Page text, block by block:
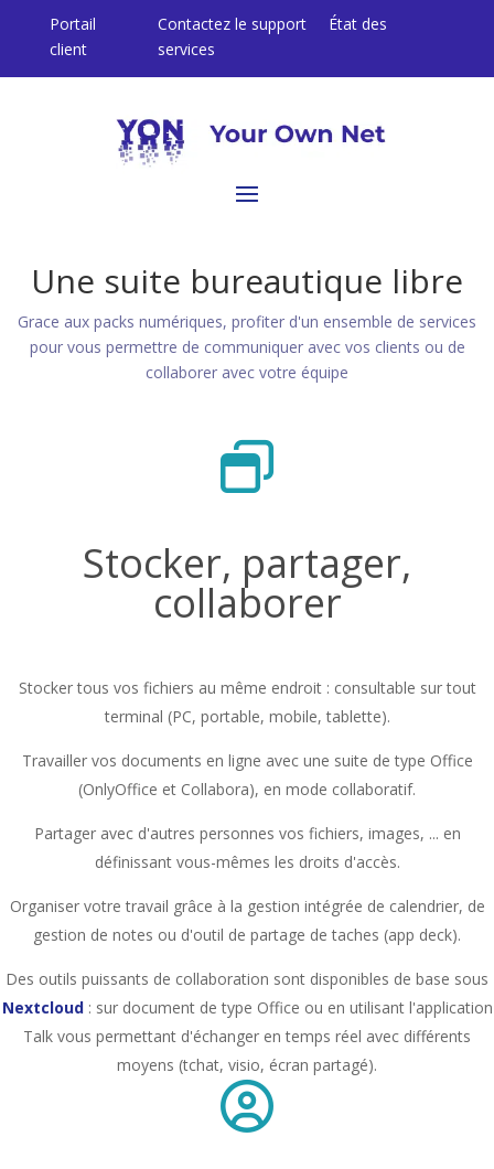
Portail
client
Contactez le support
État des
services
Une suite bureautique libre
Grace aux packs numériques, profiter d'un ensemble de services
pour vous permettre de communiquer avec vos clients ou de
collaborer avec votre équipe
Stocker, partager,
collaborer
Stocker tous vos fichiers au même endroit : consultable sur tout
terminal (PC, portable, mobile, tablette).
Travailler vos documents en ligne avec une suite de type Office
(OnlyOffice et Collabora), en mode collaboratif.
Partager avec d'autres personnes vos fichiers, images, ... en
définissant vous-mêmes les droits d'accès.
Organiser votre travail grâce à la gestion intégrée de calendrier, de
gestion de notes ou d'outil de partage de taches (app deck).
Des outils puissants de collaboration sont disponibles de base sous
Nextcloud: sur document de type Office ou en utilisant l'application
Talk vous permettant d'échanger en temps réel avec différents
moyens (tchat, visio, écran partagé).